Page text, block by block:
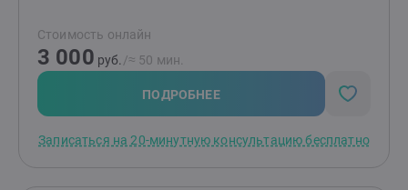
работы вам отзываются, то буду рада видеть вас на
консультациях. Я работаю индивидуально и в паре от
16 лет (с согласия родителей). НЕ работаю с: теми, кто
не верит в психологию; теми, кого заставили прийти;
тяжёлыми психиатрическими диагнозами; любыми
партнёрами в отношениях.
Стоимость онлайн
3 000 руб. /≈ 50 мин.
ПОДРОБНЕЕ
Записаться на 20-минутную консультацию бесплатно